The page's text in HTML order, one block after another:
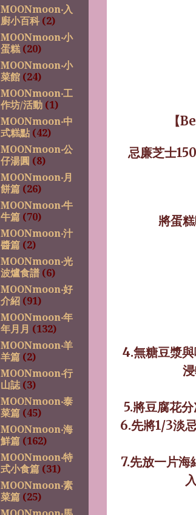
【
忌廉芝士
將蛋
4.無糖豆漿
5.將豆腐花
6.先將1/3淡
7.先放一片海
MOONmoon‧入
廚小百科 (2)
MOONmoon‧小
蛋糕 (20)
MOONmoon‧小
菜館 (24)
MOONmoon‧工
作坊/活動 (1)
MOONmoon‧中
式糕點 (42)
MOONmoon‧公
仔湯圓 (8)
MOONmoon‧月
餅篇 (26)
MOONmoon‧牛
牛篇 (70)
MOONmoon‧汁
醬篇 (2)
MOONmoon‧光
波爐食譜 (6)
MOONmoon‧好
介紹 (91)
MOONmoon‧年
年月月 (132)
MOONmoon‧羊
羊篇 (2)
MOONmoon‧行
山誌 (3)
MOONmoon‧泰
菜篇 (45)
MOONmoon‧海
鮮篇 (162)
MOONmoon‧特
式小食篇 (31)
MOONmoon‧素
菜篇 (25)